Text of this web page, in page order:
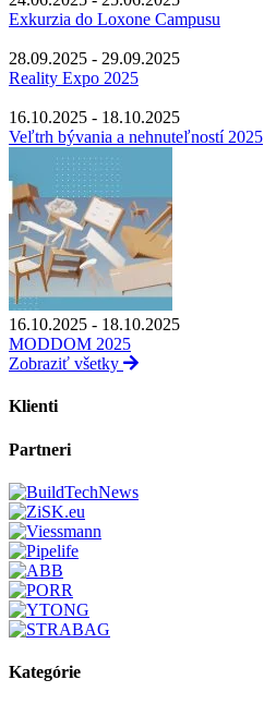
Exkurzia do Loxone Campusu
28.09.2025 - 29.09.2025
Reality Expo 2025
16.10.2025 - 18.10.2025
Veľtrh bývania a nehnuteľností 2025
16.10.2025 - 18.10.2025
MODDOM 2025
Zobraziť všetky
Klienti
Partneri
Kategórie